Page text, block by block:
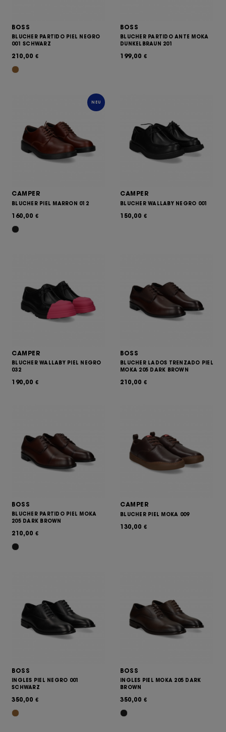
BOSS
BLUCHER PARTIDO PIEL NEGRO
001 SCHWARZ
210,00 €
BOSS
BLUCHER PARTIDO ANTE MOKA
DUNKELBRAUN 201
199,00 €
NEU
CAMPER
BLUCHER PIEL MARRON 012
160,00 €
CAMPER
BLUCHER WALLABY NEGRO 001
150,00 €
CAMPER
BLUCHER WALLABY PIEL NEGRO
032
190,00 €
BOSS
BLUCHER LADOS TRENZADO PIEL
MOKA 205 DARK BROWN
210,00 €
BOSS
BLUCHER PARTIDO PIEL MOKA
205 DARK BROWN
210,00 €
CAMPER
BLUCHER PIEL MOKA 009
130,00 €
BOSS
INGLES PIEL NEGRO 001
SCHWARZ
350,00 €
BOSS
INGLES PIEL MOKA 205 DARK
BROWN
350,00 €